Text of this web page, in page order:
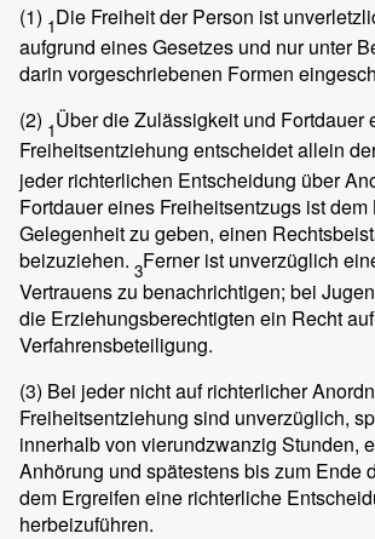
(1) 1Die Freiheit der Person ist
aufgrund eines Gesetzes und nur unter
darin vorgeschriebenen Formen
(2) 1Über die Zulässigkeit und Fortdauer
Freiheitsentziehung entscheidet allein
jeder richterlichen Entscheidung über
Fortdauer eines Freiheitsentzugs ist dem
Gelegenheit zu geben, einen
beizuziehen. 3Ferner ist unverzüglich
Vertrauens zu benachrichtigen; bei
die Erziehungsberechtigten ein Recht auf
Verfahrensbeteiligung.
(3) Bei jeder nicht auf richterlicher
Freiheitsentziehung sind unverzüglich,
innerhalb von vierundzwanzig Stunden,
Anhörung und spätestens bis zum Ende
dem Ergreifen eine richterliche
herbeizuführen.